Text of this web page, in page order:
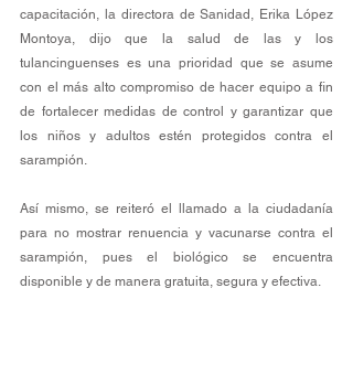
capacitación, la directora de Sanidad, Erika López
Montoya, dijo que la salud de las y los
tulancinguenses es una prioridad que se asume
con el más alto compromiso de hacer equipo a fin
de fortalecer medidas de control y garantizar que
los niños y adultos estén protegidos contra el
sarampión.
Así mismo, se reiteró el llamado a la ciudadanía
para no mostrar renuencia y vacunarse contra el
sarampión, pues el biológico se encuentra
disponible y de manera gratuita, segura y efectiva.